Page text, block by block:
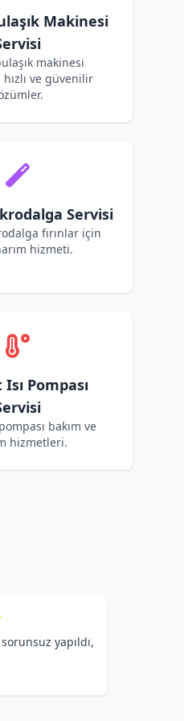
Makinesi
makinesi
hızlı ve güvenilir
Servisi
fırınlar için
hizmeti.
Pompası
bakım ve
hizmetleri.
yapıldı,